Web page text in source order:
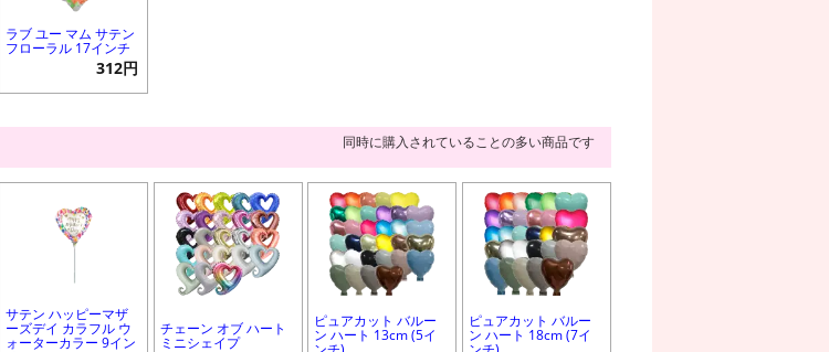
ラブ ユー マム サテン
フローラル 17インチ
312円
同時に購入されていることの多い商品です
サテン ハッピーマザ
ーズデイ カラフル ウ
ォーターカラー 9イン
チェーン オブ ハート
ミニシェイプ
ピュアカット バルー
ン ハート 13cm (5イ
ピュアカット バルー
ン ハート 18cm (7イ